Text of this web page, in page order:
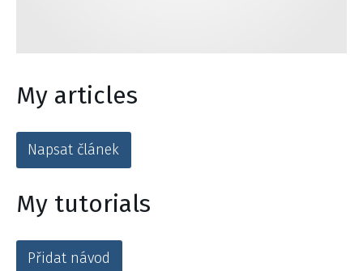
My articles
Napsat článek
My tutorials
Přidat návod